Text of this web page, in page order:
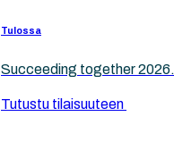
Tulossa
Succeeding together 2026.
Tutustu tilaisuuteen